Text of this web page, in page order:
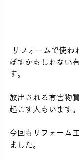
ぼすかもしれない
す。
放出される有害物
起こす人もいます。
今回もリフォーム
ました。